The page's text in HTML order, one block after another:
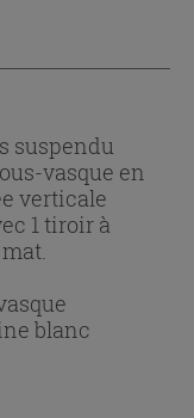
suspendu
vasque en
verticale
1 tiroir à
blanc